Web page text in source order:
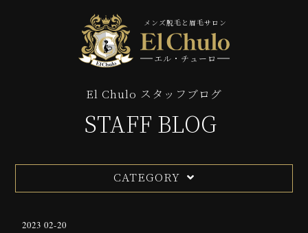
メンズ脱毛と眉毛サロン
エル・チューロ
El Chulo スタッフブログ
STAFF BLOG
CATEGORY
2023 02-20